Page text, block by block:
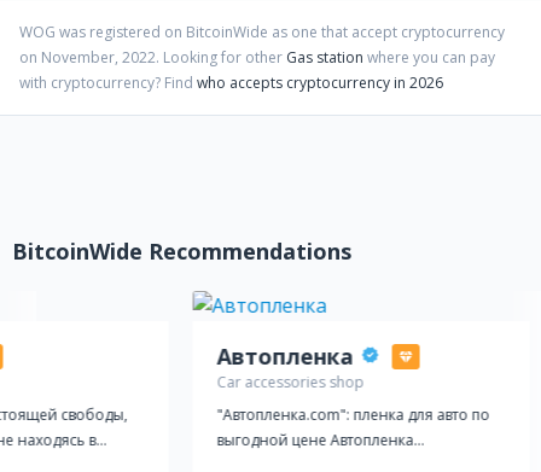
WOG was registered on BitcoinWide as one that accept cryptocurrency
on November, 2022. Looking for other Gas station where you can pay
with cryptocurrency? Find who accepts cryptocurrency in 2026
BitcoinWide Recommendations
свободы,
находясь в
Автопленка
Car accessories shop
"Автопленка.com": пленка для авто по
выгодной цене Автопленка